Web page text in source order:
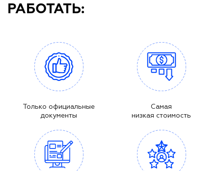
РАБОТАТЬ:
Только официальные
документы
Самая
низкая стоимость